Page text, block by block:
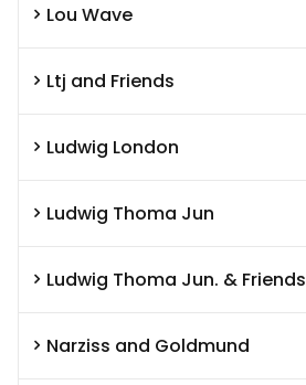
Lou Wave
Ltj and Friends
Ludwig London
Ludwig Thoma Jun
Ludwig Thoma Jun. & Friends
Narziss and Goldmund